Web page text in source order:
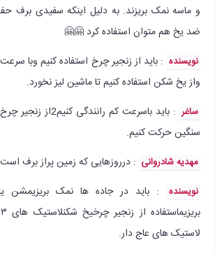
و ماسه نمک بریزند. به دلیل اینکه سفیدی برف
ضد یخ هم متوان استفاده کرد 🤗🤗
نویسنده : باید از زنجیر چرخ استفاده کنیم وبا
واز یخ شکن استفاده کنیم تا ماشین لیز نخورد.
ساغر
سنگین حرکت کنیم.
مهدیه شادروانی : درروزهایی که زمین پراز برف است
نویسنده
: باید در جاده ها نمک بریزیمشن
لاستیک های عاج دار.